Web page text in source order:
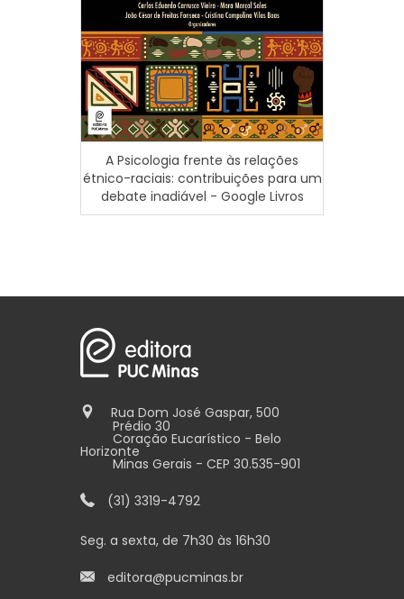
A Psicologia frente às relações
étnico-raciais: contribuições para um
debate inadiável - Google Livros
Rua Dom José Gaspar, 500
Prédio 30
Coração Eucarístico - Belo
Horizonte
Minas Gerais - CEP 30.535-901
(31) 3319-4792
Seg. a sexta, de 7h30 às 16h30
editora@pucminas.br